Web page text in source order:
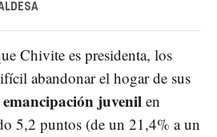
Chivite es presidenta, los
abandonar el hogar de sus
emancipación juvenil en
5,2 puntos (de un 21,4% a un